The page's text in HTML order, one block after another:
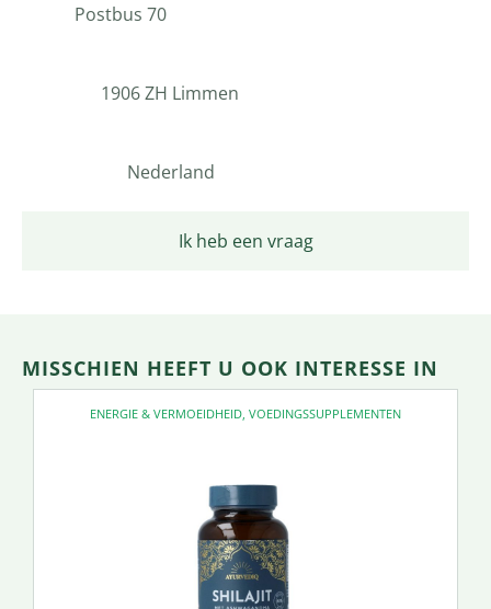
Ik heb een vraag
Postbus 70
1906 ZH Limmen
Nederland
MISSCHIEN HEEFT U OOK INTERESSE IN
ENERGIE & VERMOEIDHEID, VOEDINGSSUPPLEMENTEN